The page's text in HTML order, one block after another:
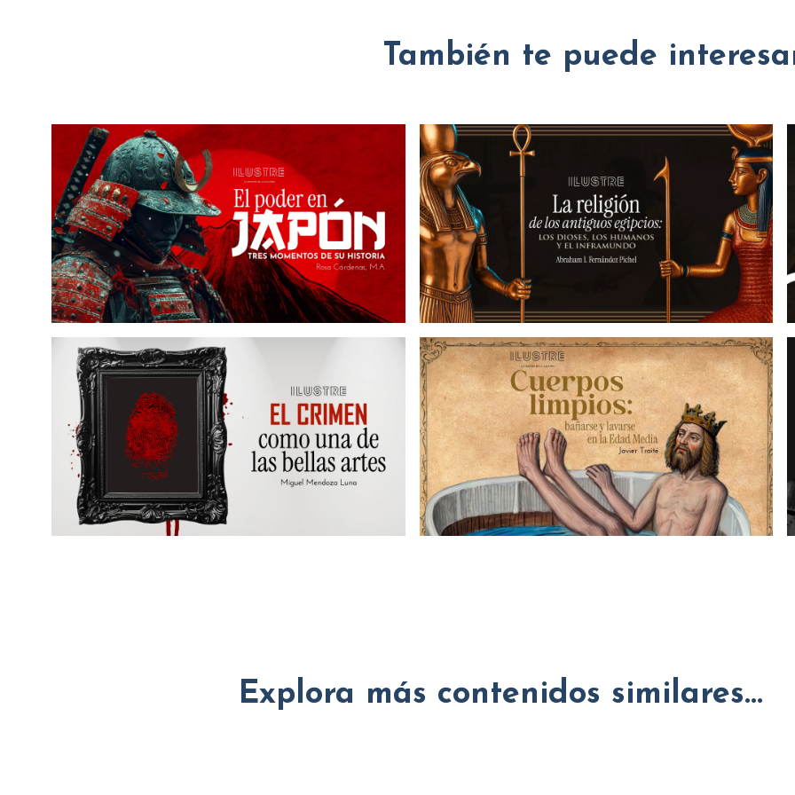
También te puede
Explora más contenidos similares...